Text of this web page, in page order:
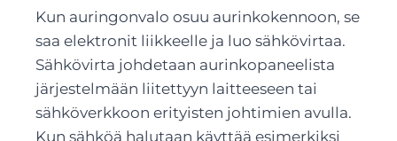
Kun auringonvalo osuu aurinkokennoon, se
saa elektronit liikkeelle ja luo sähkövirtaa.
Sähkövirta johdetaan aurinkopaneelista
järjestelmään liitettyyn laitteeseen tai
sähköverkkoon erityisten johtimien avulla.
Kun sähköä halutaan käyttää esimerkiksi